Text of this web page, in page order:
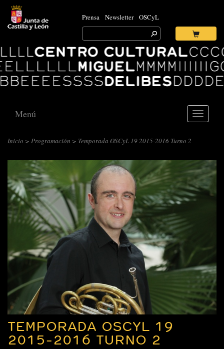
Prensa Newsletter OSCyL
Search
for:
Ok
Centro
Cultural
Miguel
Delibes
Toggle
Menú
Inicio > Programación > Temporada OSCyL 19 2015-2016 Turno 2
TEMPORADA OSCYL 19
2015-2016 TURNO 2